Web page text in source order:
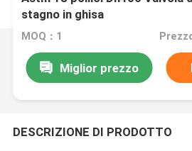
stagno in ghisa
MOQ：1
Miglior prezzo
DESCRIZIONE DI PRODOTTO